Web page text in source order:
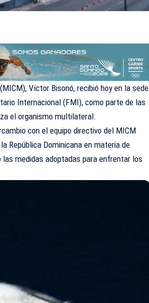
Víctor Bisonó, recibió hoy en la sede
Internacional (FMI), como parte de las
el organismo multilateral.
con el equipo directivo del MICM
República Dominicana en materia de
medidas adoptadas para enfrentar los